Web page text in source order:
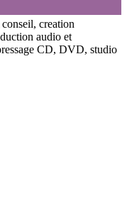
creation
audio et
CD, DVD, studio